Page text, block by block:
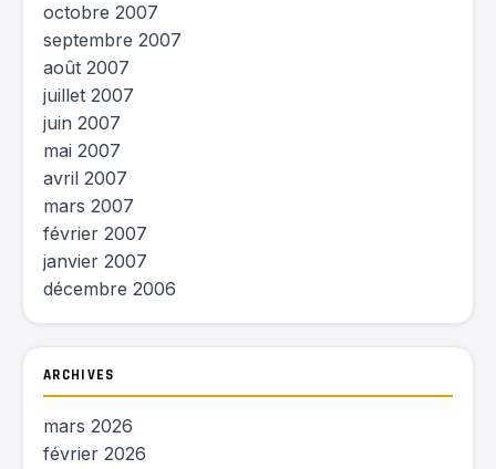
octobre 2007
septembre 2007
août 2007
juillet 2007
juin 2007
mai 2007
avril 2007
mars 2007
février 2007
janvier 2007
décembre 2006
ARCHIVES
mars 2026
février 2026